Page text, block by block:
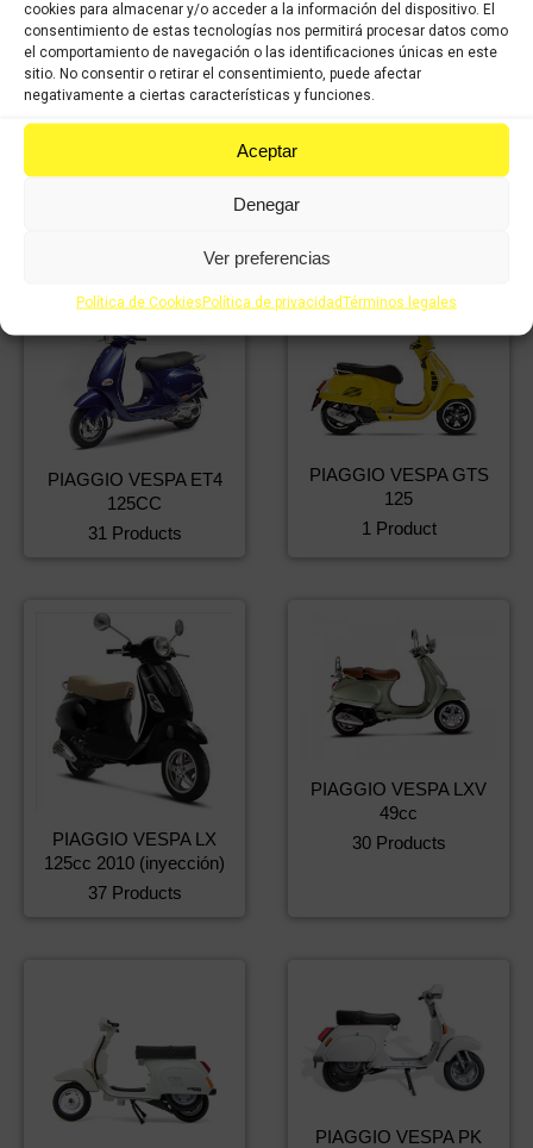
cookies para almacenar y/o acceder a la información del dispositivo. El
consentimiento de estas tecnologías nos permitirá procesar datos como
el comportamiento de navegación o las identificaciones únicas en este
sitio. No consentir o retirar el consentimiento, puede afectar
negativamente a ciertas características y funciones.
Aceptar
Denegar
Ver preferencias
Política de CookiesPolítica de privacidadTérminos legales
PIAGGIO VESPA ET2
PIAGGIO VESPA ET4
125CC
31 Products
PIAGGIO VESPA GTS
125
1 Product
PIAGGIO VESPA LX
125cc 2010 (inyección)
37 Products
PIAGGIO VESPA LXV
49cc
30 Products
PIAGGIO VESPA PK